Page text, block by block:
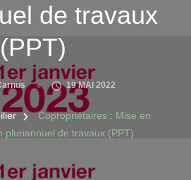
de travaux
(PPT)
19 MAI 2022
Copropriétaires : Mise en
pluriannuel de travaux (PPT)